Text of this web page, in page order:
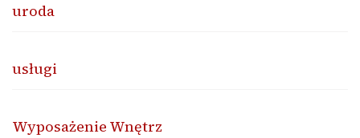
uroda
usługi
Wyposażenie Wnętrz